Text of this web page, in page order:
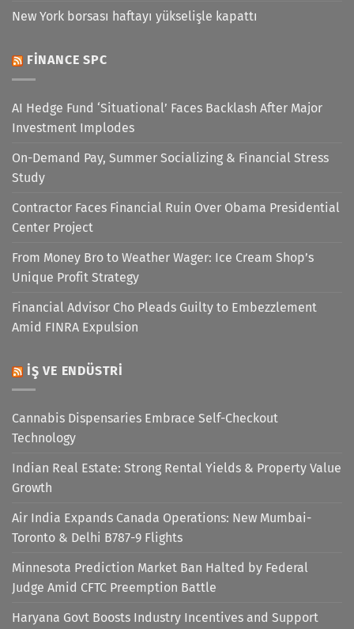
New York borsası haftayı yükselişle kapattı
FINANCE SPC
AI Hedge Fund ‘Situational’ Faces Backlash After Major
Investment Implodes
On-Demand Pay, Summer Socializing & Financial Stress
Study
Contractor Faces Financial Ruin Over Obama Presidential
Center Project
From Money Bro to Weather Wager: Ice Cream Shop’s
Unique Profit Strategy
Financial Advisor Cho Pleads Guilty to Embezzlement
Amid FINRA Expulsion
İŞ VE ENDÜSTRI
Cannabis Dispensaries Embrace Self-Checkout
Technology
Indian Real Estate: Strong Rental Yields & Property Value
Growth
Air India Expands Canada Operations: New Mumbai-
Toronto & Delhi B787-9 Flights
Minnesota Prediction Market Ban Halted by Federal
Judge Amid CFTC Preemption Battle
Haryana Govt Boosts Industry Incentives and Support